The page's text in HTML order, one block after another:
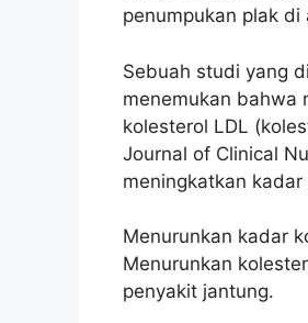
penumpukan plak
Sebuah studi yang
menemukan bahwa
kolesterol LDL
Journal of Clinical
meningkatkan
Menurunkan kadar
Menurunkan
penyakit jantung.